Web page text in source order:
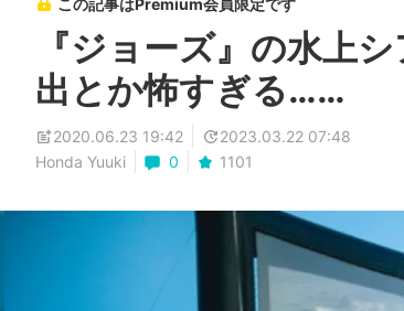
この記事はPremium会員限定です
『ジョーズ』の水上
出とか怖すぎる……
2020.06.23 19:42
2023.03.22 07:48
Honda Yuuki
0 1101